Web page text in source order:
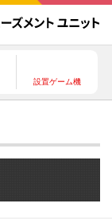
設置ゲーム機